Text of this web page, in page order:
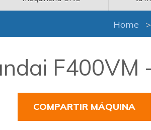
Home
F400VM
COMPARTIR MÁQUINA